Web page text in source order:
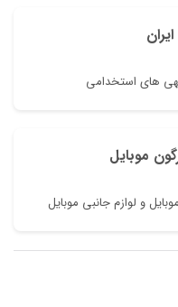
های استخدامی
موبایل
و لوازم جانبی موبایل